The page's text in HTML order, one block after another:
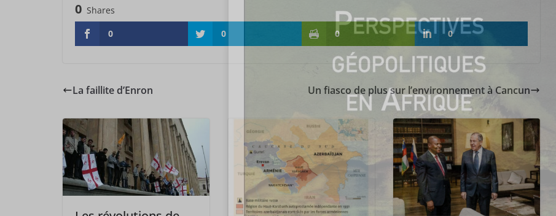
0 Shares
0
0 0 0
La faillite d’Enron Un fiasco de plus sur l’environnement à Cancun